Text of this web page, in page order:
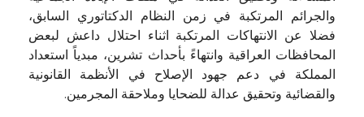
والجرائم المرتكبة في زمن النظام الدكتاتوري السابق،
فضلا عن الانتهاكات المرتكبة اثناء احتلال داعش لبعض
المحافظات العراقية وانتهاءً بأحداث تشرين، مبدياً استعداد
المملكة في دعم جهود الإصلاح في الأنظمة القانونية
والقضائية وتحقيق عدالة للضحايا وملاحقة المجرمين.